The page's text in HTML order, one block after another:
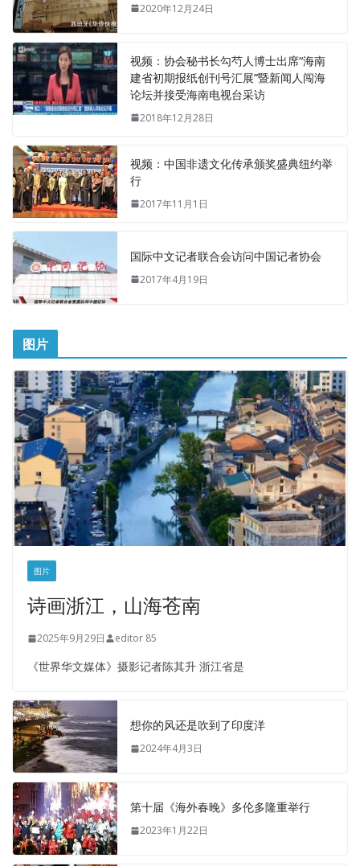
2020年12月24日
视频：协会秘书长勾芍人博士出席“海南
建省初期报纸创刊号汇展”暨新闻人闯海
论坛并接受海南电视台采访
2018年12月28日
视频：中国非遗文化传承颁奖盛典纽约举
行
2017年11月1日
国际中文记者联合会访问中国记者协会
2017年4月19日
图片
图片
诗画浙江，山海苍南
2025年9月29日 editor 85
《世界华文媒体》摄影记者陈其升 浙江省是
想你的风还是吹到了印度洋
2024年4月3日
第十届《海外春晚》多伦多隆重举行
2023年1月22日